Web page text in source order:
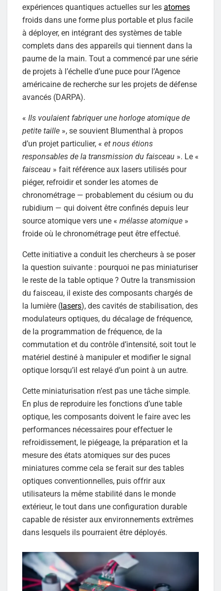
expériences quantiques actuelles sur les atomes
froids dans une forme plus portable et plus facile
à déployer, en intégrant des systèmes de table
complets dans des appareils qui tiennent dans la
paume de la main. Tout a commencé par une série
de projets à l’échelle d’une puce pour l’Agence
américaine de recherche sur les projets de défense
avancés (DARPA).
« Ils voulaient fabriquer une horloge atomique de
petite taille », se souvient Blumenthal à propos
d’un projet particulier, « et nous étions
responsables de la transmission du faisceau ». Le «
faisceau » fait référence aux lasers utilisés pour
piéger, refroidir et sonder les atomes de
chronométrage — probablement du césium ou du
rubidium — qui doivent être confinés depuis leur
source atomique vers une « mélasse atomique »
froide où le chronométrage peut être effectué.
Cette initiative a conduit les chercheurs à se poser
la question suivante : pourquoi ne pas miniaturiser
le reste de la table optique ? Outre la transmission
du faisceau, il existe des composants chargés de
la lumière ( lasers), des cavités de stabilisation, des
modulateurs optiques, du décalage de fréquence,
de la programmation de fréquence, de la
commutation et du contrôle d’intensité, soit tout le
matériel destiné à manipuler et modifier le signal
optique lorsqu’il est relayé d’un point à un autre.
Cette miniaturisation n’est pas une tâche simple.
En plus de reproduire les fonctions d’une table
optique, les composants doivent le faire avec les
performances nécessaires pour effectuer le
refroidissement, le piégeage, la préparation et la
mesure des états atomiques sur des puces
miniatures comme cela se ferait sur des tables
optiques conventionnelles, puis offrir aux
utilisateurs la même stabilité dans le monde
extérieur, le tout dans une configuration durable
capable de résister aux environnements extrêmes
dans lesquels ils pourraient être déployés.